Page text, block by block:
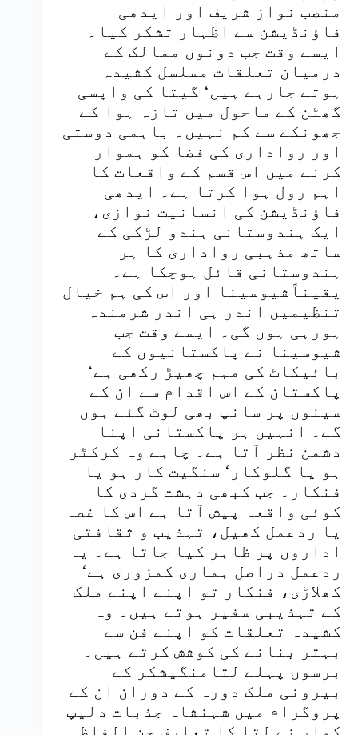
منصب نواز شریف اور ایدھی
فاؤنڈیشن سے اظہار تشکر کیا۔
ایسے وقت جب دونوں ممالک کے
درمیان تعلقات مسلسل کشیدہ
ہوتے جارہے ہیں‘ گیتا کی واپسی
گھٹن کے ماحول میں تازہ ہوا کے
جھونکے سے کم نہیں۔ باہمی دوستی
اور رواداری کی فضا کو ہموار
کرنے میں اس قسم کے واقعات کا
اہم رول ہوا کرتا ہے۔ ایدھی
فاؤنڈیشن کی انسانیت نوازی،
ایک ہندوستانی ہندو لڑکی کے
ساتھ مذہبی رواداری کا ہر
ہندوستانی قائل ہوچکا ہے۔
یقیناًشیوسینا اور اس کی ہم خیال
تنظیمیں اندر ہی اندر شرمندہ
ہورہی ہوں گی۔ ایسے وقت جب
شیوسینا نے پاکستانیوں کے
بائیکاٹ کی مہم چھیڑ رکھی ہے‘
پاکستان کے اس اقدام سے ان کے
سینوں پر سانپ بھی لوٹ گئے ہوں
گے۔ انہیں ہر پاکستانی اپنا
دشمن نظر آتا ہے۔ چاہے وہ کرکٹر
ہو یا گلوکار‘ سنگیت کار ہو یا
فنکار۔ جب کبھی دہشت گردی کا
کوئی واقعہ پیش آتا ہے اس کا غصہ
یا ردعمل کھیل، تہذیب و ثقافتی
اداروں پر ظاہر کیا جاتا ہے۔ یہ
ردعمل دراصل ہماری کمزوری ہے‘
کھلاڑی، فنکار تو اپنے اپنے ملک
کے تہذیبی سفیر ہوتے ہیں۔ وہ
کشیدہ تعلقات کو اپنے فن سے
بہتر بنانے کی کوشش کرتے ہیں۔
برسوں پہلے لتامنگیشکر کے
بیرونی ملک دورہ کے دوران ان کے
پروگرام میں شہنشاہ جذبات دلیپ